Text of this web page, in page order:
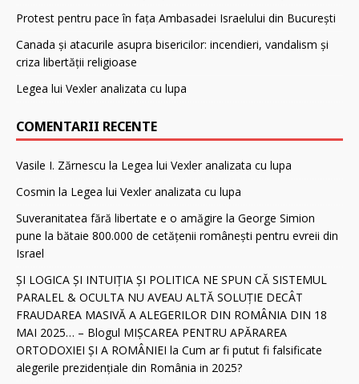
Protest pentru pace în fața Ambasadei Israelului din București
Canada și atacurile asupra bisericilor: incendieri, vandalism și
criza libertății religioase
Legea lui Vexler analizata cu lupa
COMENTARII RECENTE
Vasile I. Zărnescu la Legea lui Vexler analizata cu lupa
Cosmin la Legea lui Vexler analizata cu lupa
Suveranitatea fără libertate e o amăgire la George Simion
pune la bătaie 800.000 de cetăţenii românești pentru evreii din
Israel
ȘI LOGICA ȘI INTUIȚIA ȘI POLITICA NE SPUN CĂ SISTEMUL
PARALEL & OCULTA NU AVEAU ALTĂ SOLUȚIE DECÂT
FRAUDAREA MASIVĂ A ALEGERILOR DIN ROMÂNIA DIN 18
MAI 2025… – Blogul MIȘCAREA PENTRU APĂRAREA
ORTODOXIEI ȘI A ROMÂNIEI la Cum ar fi putut fi falsificate
alegerile prezidenţiale din România in 2025?